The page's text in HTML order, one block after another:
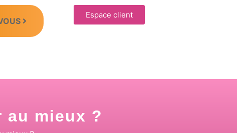
Espace client
au mieux ?